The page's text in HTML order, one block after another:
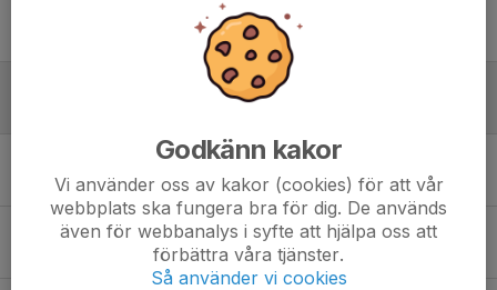
Melvins AFS Summer Camp
Lobas sommarläger 2026
12 mar, 20:20 0
Skåne Scoring Camp
12 feb, 17:07 0
Godkänn kakor
Vi använder oss av kakor (cookies) för att vår
webbplats ska fungera bra för dig. De används
även för webbanalys i syfte att hjälpa oss att
förbättra våra tjänster.
Så använder vi cookies